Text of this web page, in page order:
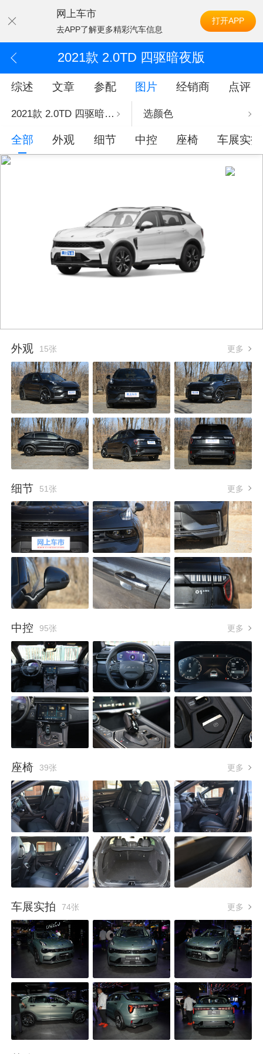
网上车市
去APP了解更多精彩汽车信息
打开APP
2021款 2.0TD 四驱暗夜版
综述 文章 参配 图片 经销商 点评
2021款 2.0TD 四驱暗夜版 选颜色
全部 外观 细节 中控 座椅 车展实拍
外观 15张 更多
细节 51张 更多
中控 95张 更多
座椅 39张 更多
车展实拍 74张 更多